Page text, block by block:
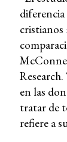
cristianos
en las
tratar de
refiere a